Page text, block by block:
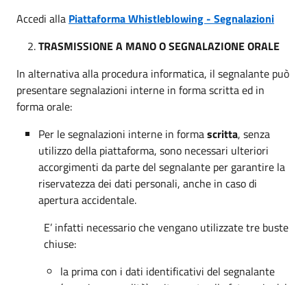
Accedi alla Piattaforma Whistleblowing - Segnalazioni
TRASMISSIONE A MANO O SEGNALAZIONE ORALE
In alternativa alla procedura informatica, il segnalante può
presentare segnalazioni interne in forma scritta ed in
forma orale:
Per le segnalazioni interne in formascritta, senza
utilizzo della piattaforma, sono necessari ulteriori
accorgimenti da parte del segnalante per garantire la
riservatezza dei dati personali, anche in caso di
apertura accidentale.
E’ infatti necessario che vengano utilizzate tre buste
chiuse:
la prima con i dati identificativi del segnalante